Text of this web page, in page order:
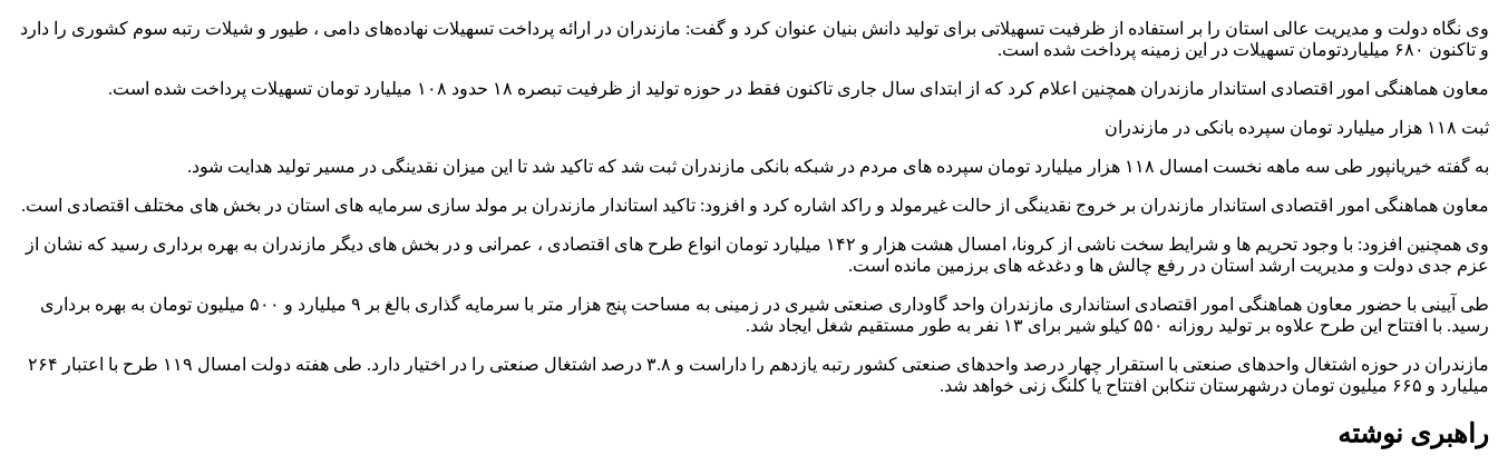
وی نگاه دولت و مدیریت عالی استان را بر استفاده از ظرفیت تسهیلاتی برای تولید دانش بنیان عنوان کرد و گفت: مازندران در ارائه پرداخت تسهیلات نهاده‌های دامی ، طیور و شیلات رتبه سوم کشوری را دارد
و تاکنون ۶۸۰ میلیاردتومان تسهیلات در این زمینه پرداخت شده است.
معاون هماهنگی امور اقتصادی استاندار مازندران همچنین اعلام کرد که از ابتدای سال جاری تاکنون فقط در حوزه تولید از ظرفیت تبصره ۱۸ حدود ۱۰۸ میلیارد تومان تسهیلات پرداخت شده است.
ثبت ۱۱۸ هزار میلیارد تومان سپرده بانکی در مازندران
به گفته خیریانپور طی سه ماهه نخست امسال ۱۱۸ هزار میلیارد تومان سپرده های مردم در شبکه بانکی مازندران ثبت شد که تاکید شد تا این میزان نقدینگی در مسیر تولید هدایت شود.
معاون هماهنگی امور اقتصادی استاندار مازندران بر خروج نقدینگی از حالت غیرمولد و راکد اشاره کرد و افزود: تاکید استاندار مازندران بر مولد سازی سرمایه های استان در بخش های مختلف اقتصادی است.
وی همچنین افزود: با وجود تحریم ها و شرایط سخت ناشی از کرونا، امسال هشت هزار و ۱۴۲ میلیارد تومان انواع طرح های اقتصادی ، عمرانی و در بخش های دیگر مازندران به بهره برداری رسید که نشان از
عزم جدی دولت و مدیریت ارشد استان در رفع چالش ها و دغدغه های برزمین مانده است.
طی آیینی با حضور معاون هماهنگی امور اقتصادی استانداری مازندران واحد گاوداری صنعتی شیری در زمینی به مساحت پنج هزار متر با سرمایه گذاری بالغ بر ۹ میلیارد و ۵۰۰ میلیون تومان به بهره برداری
رسید. با افتتاح این طرح علاوه بر تولید روزانه ۵۵۰ کیلو شیر برای ۱۳ نفر به طور مستقیم شغل ایجاد شد.
مازندران در حوزه اشتغال واحدهای صنعتی با استقرار چهار درصد واحدهای صنعتی کشور رتبه یازدهم را داراست و ۳.۸ درصد اشتغال صنعتی را در اختیار دارد. طی هفته دولت امسال ۱۱۹ طرح با اعتبار ۲۶۴
میلیارد و ۶۶۵ میلیون تومان درشهرستان تنکابن افتتاح یا کلنگ زنی خواهد شد.
راهبری نوشته